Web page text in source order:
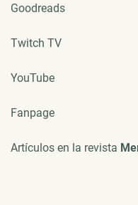
Goodreads
Twitch TV
YouTube
Fanpage
Artículos en la revista